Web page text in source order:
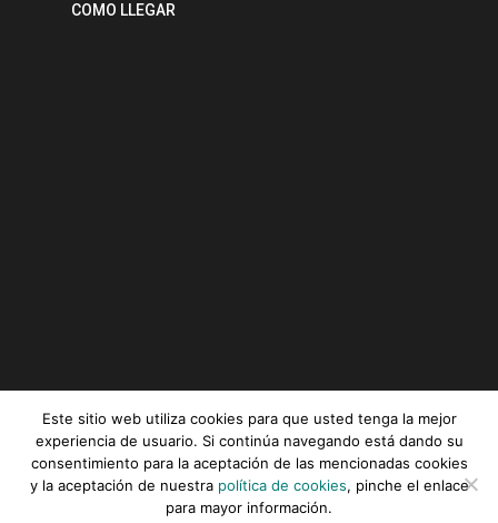
COMO LLEGAR
Serviz © All rights reserved |Aviso legal|Política de
privacidad| Política de cookies
Este sitio web utiliza cookies para que usted tenga la mejor
experiencia de usuario. Si continúa navegando está dando su
consentimiento para la aceptación de las mencionadas cookies
y la aceptación de nuestra política de cookies, pinche el enlace
para mayor información.